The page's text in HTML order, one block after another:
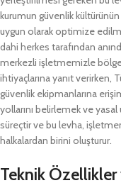
kurumun güvenlik kültürünün
uygun olarak optimize
dahi herkes tarafından
merkezli işletmemizle
ihtiyaçlarına yanıt verirken,
güvenlik ekipmanlarına
yollarını belirlemek ve
süreçtir ve bu levha,
halkalardan birini oluşturur.
Teknik